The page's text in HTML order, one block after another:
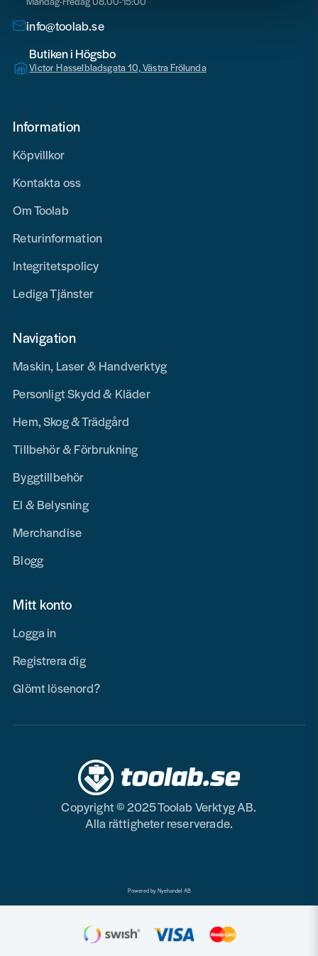
info@toolab.se
Butiken i Högsbo
Victor Hasselbladsgata 10, Västra Frölunda
Information
Köpvillkor
Kontakta oss
Om Toolab
Returinformation
Integritetspolicy
Lediga Tjänster
Navigation
Maskin, Laser & Handverktyg
Personligt Skydd & Kläder
Hem, Skog & Trädgård
Tillbehör & Förbrukning
Byggtillbehör
El & Belysning
Merchandise
Blogg
Mitt konto
Logga in
Registrera dig
Glömt lösenord?
Copyright © 2025 Toolab Verktyg AB.
Alla rättigheter reserverade.
Powered by Nyehandel AB